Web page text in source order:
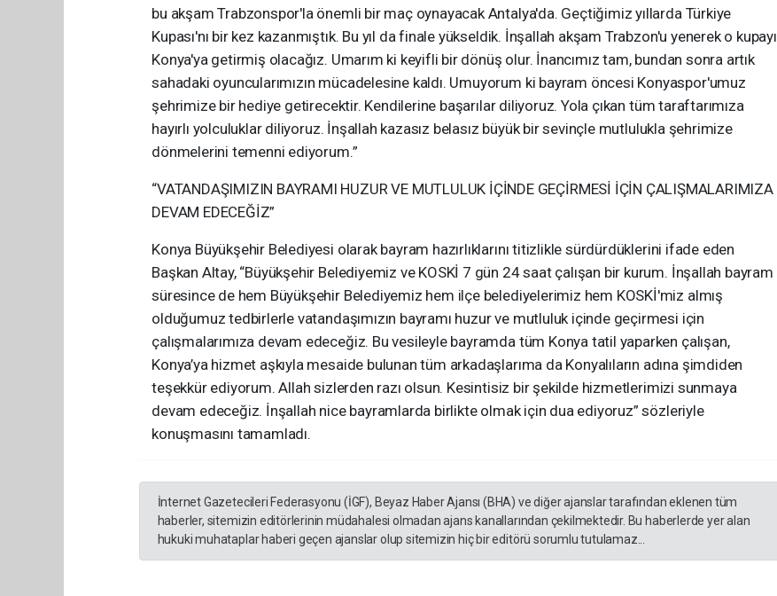
bu akşam Trabzonspor'la önemli bir maç oynayacak Antalya'da. Geçtiğimiz yıllarda Türkiye
Kupası'nı bir kez kazanmıştık. Bu yıl da finale yükseldik. İnşallah akşam Trabzon'u yenerek o kupayı
Konya'ya getirmiş olacağız. Umarım ki keyifli bir dönüş olur. İnancımız tam, bundan sonra artık
sahadaki oyuncularımızın mücadelesine kaldı. Umuyorum ki bayram öncesi Konyaspor'umuz
şehrimize bir hediye getirecektir. Kendilerine başarılar diliyoruz. Yola çıkan tüm taraftarımıza
hayırlı yolculuklar diliyoruz. İnşallah kazasız belasız büyük bir sevinçle mutlulukla şehrimize
dönmelerini temenni ediyorum.”
“VATANDAŞIMIZIN BAYRAMI HUZUR VE MUTLULUK İÇİNDE GEÇİRMESİ İÇİN ÇALIŞMALARIMIZA
DEVAM EDECEĞİZ”
Konya Büyükşehir Belediyesi olarak bayram hazırlıklarını titizlikle sürdürdüklerini ifade eden
Başkan Altay, “Büyükşehir Belediyemiz ve KOSKİ 7 gün 24 saat çalışan bir kurum. İnşallah bayram
süresince de hem Büyükşehir Belediyemiz hem ilçe belediyelerimiz hem KOSKİ'miz almış
olduğumuz tedbirlerle vatandaşımızın bayramı huzur ve mutluluk içinde geçirmesi için
çalışmalarımıza devam edeceğiz. Bu vesileyle bayramda tüm Konya tatil yaparken çalışan,
Konya’ya hizmet aşkıyla mesaide bulunan tüm arkadaşlarıma da Konyalıların adına şimdiden
teşekkür ediyorum. Allah sizlerden razı olsun. Kesintisiz bir şekilde hizmetlerimizi sunmaya
devam edeceğiz. İnşallah nice bayramlarda birlikte olmak için dua ediyoruz” sözleriyle
konuşmasını tamamladı.
İnternet Gazetecileri Federasyonu (İGF), Beyaz Haber Ajansı (BHA) ve diğer ajanslar tarafından eklenen tüm
haberler, sitemizin editörlerinin müdahalesi olmadan ajans kanallarından çekilmektedir. Bu haberlerde yer alan
hukuki muhataplar haberi geçen ajanslar olup sitemizin hiç bir editörü sorumlu tutulamaz...